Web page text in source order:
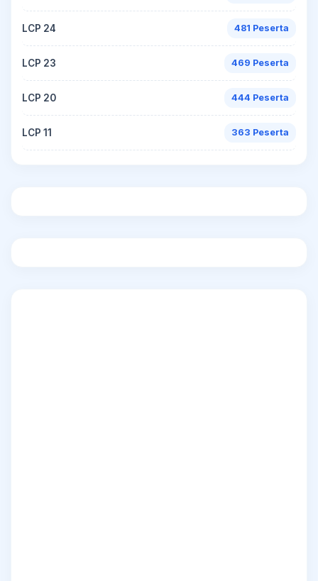
LCP 24 481 Peserta
LCP 23 469 Peserta
LCP 20 444 Peserta
LCP 11 363 Peserta